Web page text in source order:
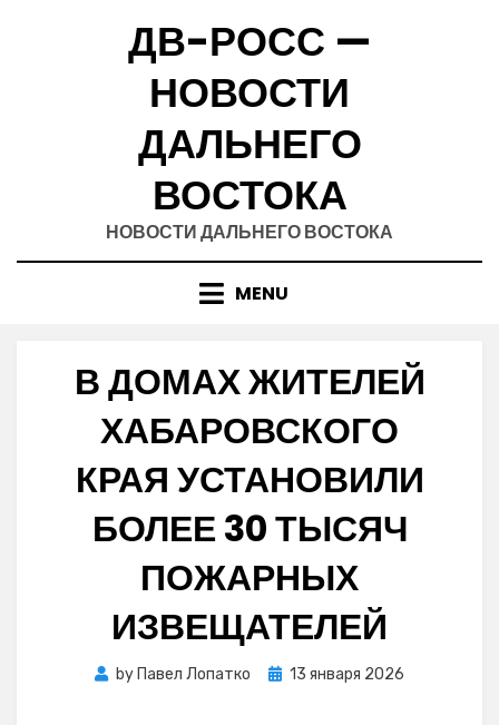
ДВ-РОСС —
НОВОСТИ
ДАЛЬНЕГО
ВОСТОКА
НОВОСТИ ДАЛЬНЕГО ВОСТОКА
MENU
В ДОМАХ ЖИТЕЛЕЙ
ХАБАРОВСКОГО
КРАЯ УСТАНОВИЛИ
БОЛЕЕ 30 ТЫСЯЧ
ПОЖАРНЫХ
ИЗВЕЩАТЕЛЕЙ
by Павел Лопатко
Posted
13 января 2026